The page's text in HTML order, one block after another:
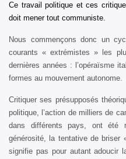
Ce travail politique et ces
doit mener tout communiste.
Nous commençons donc un
courants « extrémistes » les
dernières années : l’opéraïsme
formes au mouvement autonome.
Critiquer ses présupposés
politique, l’action de milliers de
dans différents pays, ont été
générosité, la tentative de
signifie pas pour autant adoucir